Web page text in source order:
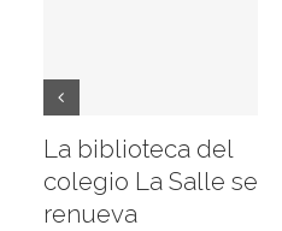
La biblioteca del
colegio La Salle se
renueva